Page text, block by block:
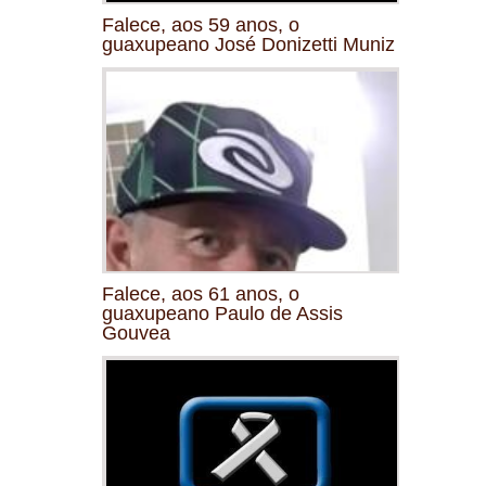
Falece, aos 59 anos, o
guaxupeano José Donizetti Muniz
Falece, aos 61 anos, o
guaxupeano Paulo de Assis
Gouvea